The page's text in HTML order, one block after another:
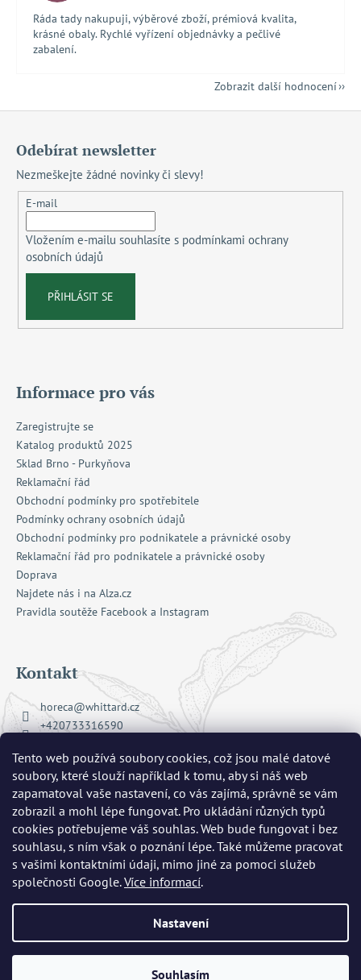
Tento web používá soubory cookies, což jsou malé datové
soubory, které slouží například k tomu, aby si náš web
zapamatoval vaše nastavení, co vás zajímá, správně se vám
zobrazil a mohl lépe fungovat. Pro ukládání různých typů
cookies potřebujeme váš souhlas. Web bude fungovat i bez
souhlasu, s ním však o poznání lépe. Také můžeme pracovat
s vašimi kontaktními údaji, mimo jiné za pomoci služeb
společnosti Google.Více informací.
Nastavení
Souhlasím
Ráda tady nakupuji, výběrové zboží, prémiová kvalita,
krásné obaly. Rychlé vyřízení objednávky a pečlivé
zabalení.
Zobrazit další hodnocení
Odebírat newsletter
Nezmeškejte žádné novinky či slevy!
E-mail
Vložením e-mailu souhlasíte s podmínkami ochrany
osobních údajů
PŘIHLÁSIT SE
Informace pro vás
Zaregistrujte se
Katalog produktů 2025
Sklad Brno - Purkyňova
Reklamační řád
Obchodní podmínky pro spotřebitele
Podmínky ochrany osobních údajů
Obchodní podmínky pro podnikatele a právnické osoby
Reklamační řád pro podnikatele a právnické osoby
Doprava
Najdete nás i na Alza.cz
Pravidla soutěže Facebook a Instagram
Kontakt
horeca@whittard.cz
+420733316590
whittard_cz
Přijímáme online platby
Whittard of Chelsea. Všechna práva vyhrazena.
Upravit nastavení cookies